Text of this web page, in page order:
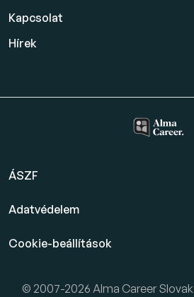
Kapcsolat
Hírek
ÁSZF
Adatvédelem
Cookie-beállítások
© 2007-2026 Alma Career